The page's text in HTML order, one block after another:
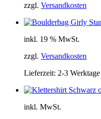
zzgl. Versandkosten
inkl. 19 % MwSt.
zzgl. Versandkosten
Lieferzeit: 2-3 Werktage
inkl. MwSt.